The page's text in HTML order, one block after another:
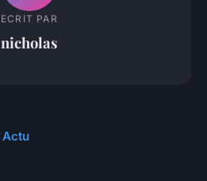
ECRIT PAR
nicholas
Actu